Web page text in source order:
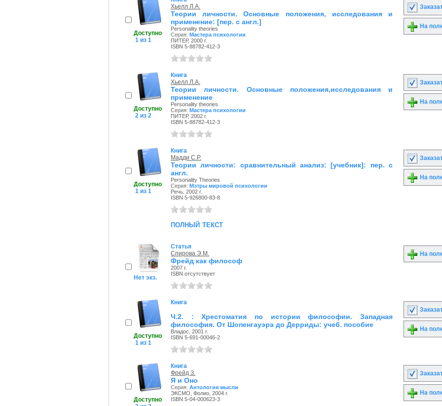
Доступно
1 из 1
Хьелл Л.А.
Теории личности. Основные положения, исследования и
применение: [пер. с англ.]
Personality theories
Серия: Мастера психологии
ПИТЕР, 2000 г.
ISBN 5-88782-412-3
На
Доступно
2 из 2
Книга
Хьелл Л.А.
Теории личности. Основные положения,исследования и
применение
Personality theories
Серия: Мастера психологии
ПИТЕР, 2002 г.
ISBN 5-88782-412-3
На
Доступно
1 из 1
Книга
Мадди С.Р.
Теории личности: сравнительный анализ: [учебник]: пер. с
англ.
Personality Theories
Серия: Мэтры мировой психологии
Речь, 2002 г.
ISBN 5-926800-83-8
полный текст
На
Нет экз.
Статья
Спирова Э.М.
Фрейд как философ
2007 г.
ISBN отсутствует
На
Доступно
1 из 1
Книга
Ч.2. : Хрестоматия по истории философии. Западная
философия. От Шопенгауэра до Дерриды: учеб. пособие
Владос, 2001 г.
ISBN 5-691-00046-2
На
Доступно
Книга
Фрейд З.
Я и Оно
Серия: Антология мысли
ЭКСМО, Фолио, 2004 г.
ISBN 5-04-000623-3
На